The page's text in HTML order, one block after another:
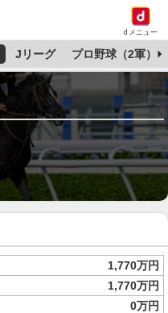
dメニュー
Jリーグ プロ野球（2軍）
1,770万円
1,770万円
0万円